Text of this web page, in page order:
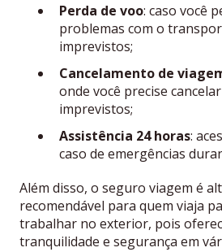
Perda de voo: caso você
problemas com o
imprevistos;
Cancelamento de
onde você precise
imprevistos;
Assistência 24 horas:
caso de emergências
Além disso, o seguro viagem é
recomendável para quem viaja
trabalhar no exterior, pois
tranquilidade e segurança em